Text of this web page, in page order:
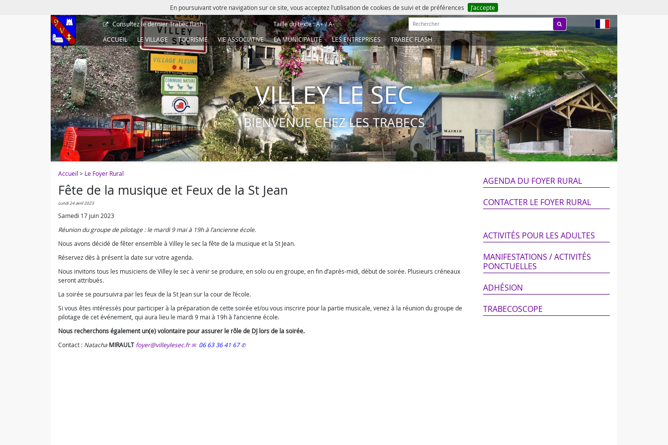
En poursuivant votre navigation sur ce site, vous acceptez l’utilisation de cookies de suivi et de préférences J’accepte
Consultez le dernierTrabec flash Taille du texte :A+/A- Rechercher :
ACCUEIL
LE VILLAGE TOURISME VIE ASSOCIATIVE LA MUNICIPALITÉ LES ENTREPRISES TRABEC FLASH
VILLEY LE SEC
BIENVENUE CHEZ LES TRABECS
Accueil > Le Foyer Rural
Fête de la musique et Feux de la St Jean
lundi 24 avril 2023
Samedi 17 juin 2023
Réunion du groupe de pilotage : le mardi 9 mai à 19h à l’ancienne école.
Nous avons décidé de fêter ensemble à Villey le sec la fête de la musique et la St Jean.
Réservez dès à présent la date sur votre agenda.
Nous invitons tous les musiciens de Villey le sec à venir se produire, en solo ou en groupe, en fin d’après-midi, début de soirée. Plusieurs créneaux
seront attribués.
La soirée se poursuivra par les feux de la St Jean sur la cour de l’école.
Si vous êtes intéressés pour participer à la préparation de cette soirée et/ou vous inscrire pour la partie musicale, venez à la réunion du groupe de
pilotage de cet événement, qui aura lieu le mardi 9 mai à 19h à l’ancienne école.
Nous recherchons également un(e) volontaire pour assurer le rôle de DJ lors de la soirée.
Contact : Natacha MIRAULT foyer@villeylesec.fr 06 63 36 41 67
AGENDA DU FOYER RURAL
CONTACTER LE FOYER RURAL
ACTIVITÉS POUR LES ADULTES
MANIFESTATIONS / ACTIVITÉS
PONCTUELLES
ADHÉSION
TRABECOSCOPE